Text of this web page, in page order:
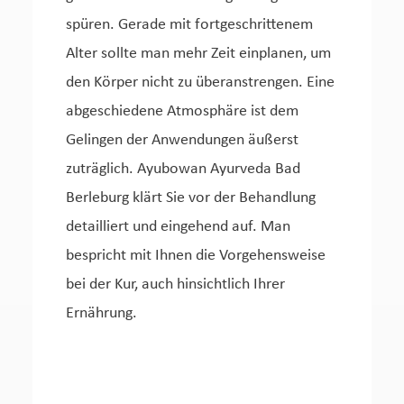
spüren. Gerade mit fortgeschrittenem
Alter sollte man mehr Zeit einplanen, um
den Körper nicht zu überanstrengen. Eine
abgeschiedene Atmosphäre ist dem
Gelingen der Anwendungen äußerst
zuträglich. Ayubowan Ayurveda Bad
Berleburg klärt Sie vor der Behandlung
detailliert und eingehend auf. Man
bespricht mit Ihnen die Vorgehensweise
bei der Kur, auch hinsichtlich Ihrer
Ernährung.